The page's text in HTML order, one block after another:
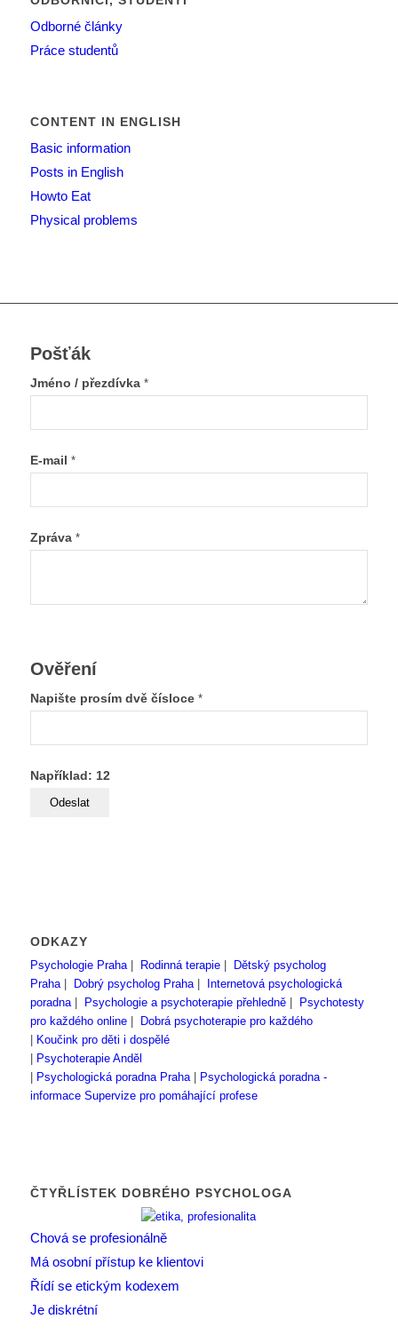
Odborné články
Práce studentů
CONTENT IN ENGLISH
Basic information
Posts in English
Howto Eat
Physical problems
Pošťák
Jméno / přezdívka *
E-mail *
Zpráva *
Ověření
Napište prosím dvě čísloce *
Například: 12
ODKAZY
Psychologie Praha| Rodinná terapie|
Dětský psycholog
Praha| Dobrý psycholog Praha|
Internetová psychologická
poradna| Psychologie a psychoterapie přehledně|
Psychotesty
pro každého online|
Dobrá psychoterapie pro každého
Koučink pro děti i dospělé
Psychoterapie Anděl
Psychologická poradna Praha|
Psychologická poradna -
informace Supervize pro pomáhající profese
ČTYŘLÍSTEK DOBRÉHO PSYCHOLOGA
Chová se profesionálně
Má osobní přístup ke klientovi
Řídí se etickým kodexem
Je diskrétní